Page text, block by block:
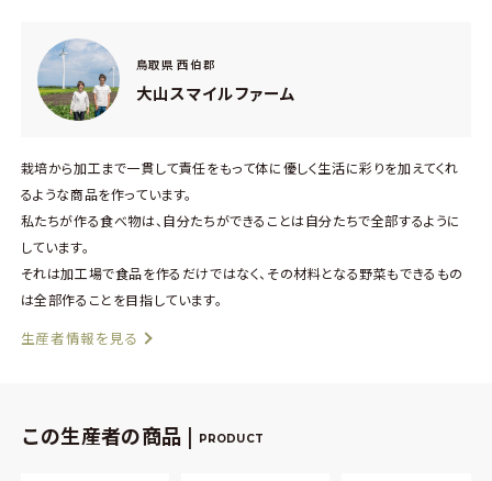
鳥取県 西伯郡
大山スマイルファーム
栽培から加工まで一貫して責任をもって体に優しく生活に彩りを加えてくれ
るような商品を作っています。
私たちが作る食べ物は、自分たちができることは自分たちで全部するように
しています。
それは加工場で食品を作るだけではなく、その材料となる野菜もできるもの
は全部作ることを目指しています。
生産者情報を見る
この生産者の商品 | PRODUCT